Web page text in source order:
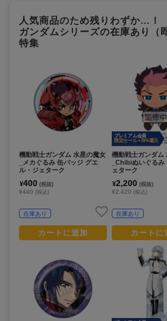
人気商品のため残りわずか…！
ガンダムシリーズの在庫あり（
特集
機動戦士ガンダム 水星の魔女
_メカぐるみ 缶バッジ グエ
ル・ジェターク
¥400 (税抜)
¥440 (税込)
在庫あり
カートに追加
プレミアム会員
限定セール +70%還元
機動戦士ガンダム
_Chibiぬいぐる
ェターク
¥2,200 (税抜)
¥2,420 (税込)
在庫あり
カートに